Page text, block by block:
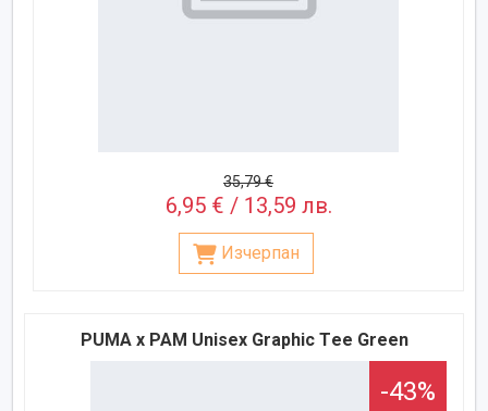
35,79 €
6,95 € / 13,59 лв.
Изчерпан
PUMA x PAM Unisex Graphic Тee Green
-43%